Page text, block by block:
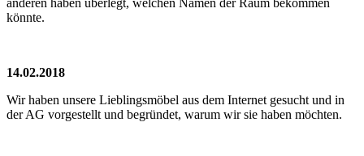
anderen haben überlegt, welchen Namen der Raum bekommen
könnte.
14.02.2018
Wir haben unsere Lieblingsmöbel aus dem Internet gesucht und in
der AG vorgestellt und begründet, warum wir sie haben möchten.